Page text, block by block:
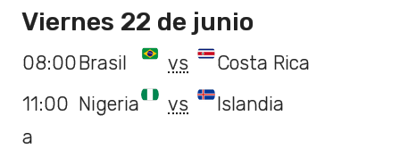
Viernes 22 de junio
08:00Brasil vs
Costa Rica
11:00 Nigeria vs
Islandia
a